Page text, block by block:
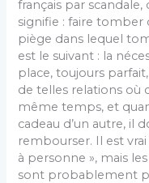
français par
signifie : faire tomber
piège dans lequel
est le suivant : la
place, toujours
de telles relations où
même temps, et
cadeau d’un autre, il
rembourser. Il est
à personne », mais
sont probablement